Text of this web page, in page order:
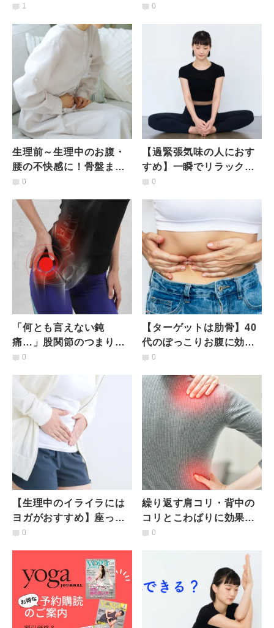
変わる！股関節を柔らか
1
から？誰でもくびれる意
0
生理前～生理中のお腹・
腰の不快感に！骨盤まわ
りの筋肉をほぐすストレ
0
【過緊張気味の人におす
すめ】一瞬でリラックス
できる究極の癒しポーズ
り方
0
「何とも言えない鈍
痛…」股関節のつまり感
をスッキリ！立ったまま
ぐし
0
【ターゲットは肋骨】40
代のぽっこりお腹に効
果！骨格からくびれを作
0
【生理中のイライラには
ヨガがおすすめ】座った
まま簡単にできる心と体
0
繰り返す肩コリ・背中の
コリとこわばりに効果抜
群「ワシのポーズ」を座
0